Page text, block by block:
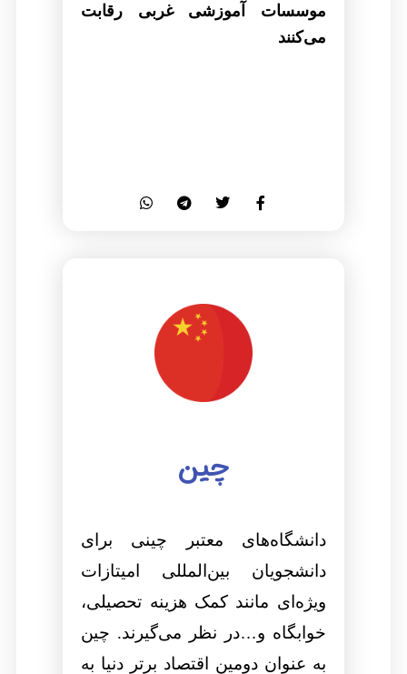
موسسات آموزشی غربی رقابت
می‌کنند
چین
دانشگاه‌های معتبر چینی برای
دانشجویان بین‌المللی امیتازات
ویژه‌ای مانند کمک هزینه تحصیلی،
خوابگاه و…در نظر می‌گیرند. چین
به عنوان دومین اقتصاد برتر دنیا به